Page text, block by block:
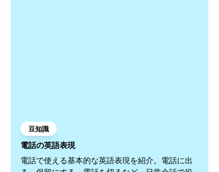
豆知識
電話の英語表現
電話で使える基本的な英語表現を紹介。電話に出